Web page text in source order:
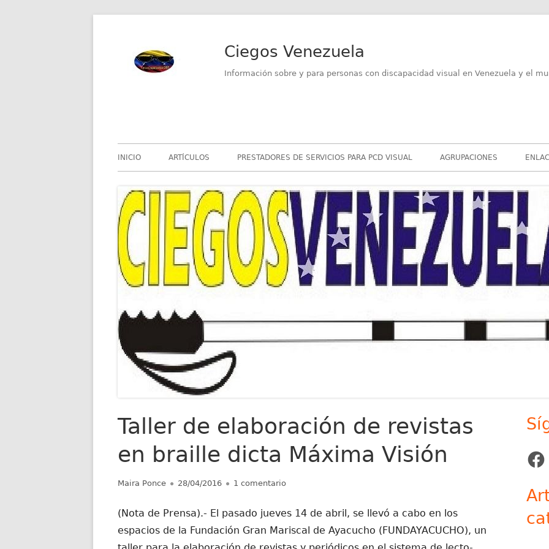
Ciegos Venezuela
Información sobre y para personas con discapacidad visual en Venezuela y el
Menú
INICIO ARTÍCULOS PRESTADORES DE SERVICIOS PARA PCD VISUAL AGRUPACIONES
Taller de elaboración de revistas
en braille dicta Máxima Visión
Autor
Maira Ponce
Publicado
28/04/2016 1 comentarioen Taller de elaboración de revistas en braille dicta Máxima Visión
(Nota de Prensa).- El pasado jueves 14 de abril, se llevó a cabo en los
espacios de la Fundación Gran Mariscal de Ayacucho (FUNDAYACUCHO), un